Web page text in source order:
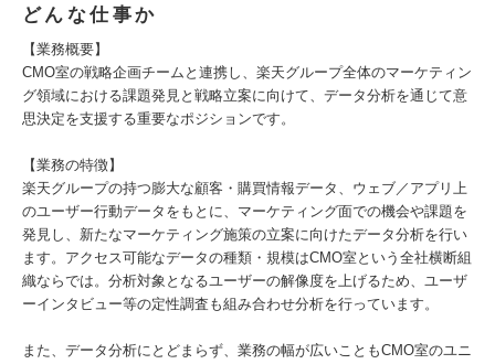
どんな仕事か
【業務概要】
CMO室の戦略企画チームと連携し、楽天グループ全体のマーケティン
グ領域における課題発見と戦略立案に向けて、データ分析を通じて意
思決定を支援する重要なポジションです。
【業務の特徴】
楽天グループの持つ膨大な顧客・購買情報データ、ウェブ／アプリ上
のユーザー行動データをもとに、マーケティング面での機会や課題を
発見し、新たなマーケティング施策の立案に向けたデータ分析を行い
ます。アクセス可能なデータの種類・規模はCMO室という全社横断組
織ならでは。分析対象となるユーザーの解像度を上げるため、ユーザ
ーインタビュー等の定性調査も組み合わせ分析を行っています。
また、データ分析にとどまらず、業務の幅が広いこともCMO室のユニ